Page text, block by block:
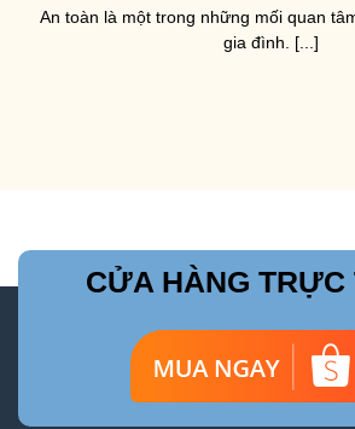
An toàn là một trong những mối quan
gia đình. [...]
CỬA HÀNG TRỰC